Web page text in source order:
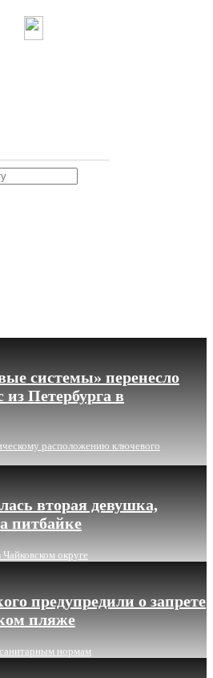
системы» перенесло
Петербурга в
расположению ключевого
вторая девушка,
питбайке
округе
предупредили о запрете
пляже
нормам